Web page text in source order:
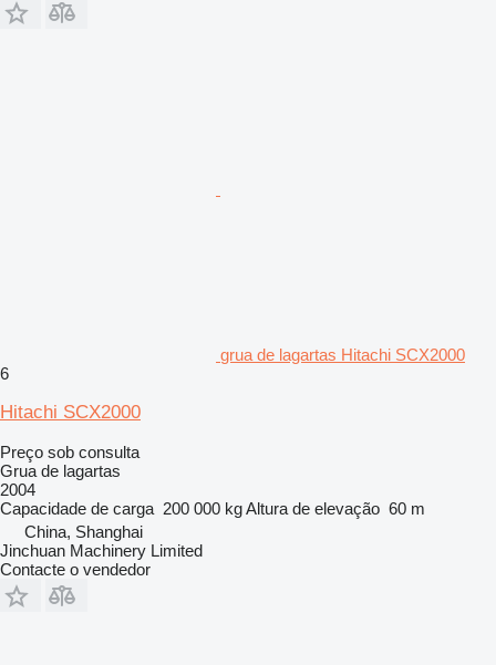
grua de lagartas Hitachi SCX2000
6
Hitachi SCX2000
Preço sob consulta
Grua de lagartas
2004
Capacidade de carga 200 000 kgAltura de elevação 60 m
China, Shanghai
Jinchuan Machinery Limited
Contacte o vendedor